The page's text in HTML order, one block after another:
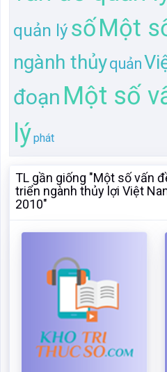
quản lý sốMột
ngành thủyquản
đoạn Một số
lýphát
TL gần giống "Một số vấn
triển ngành thủy lợi Việt
2010"